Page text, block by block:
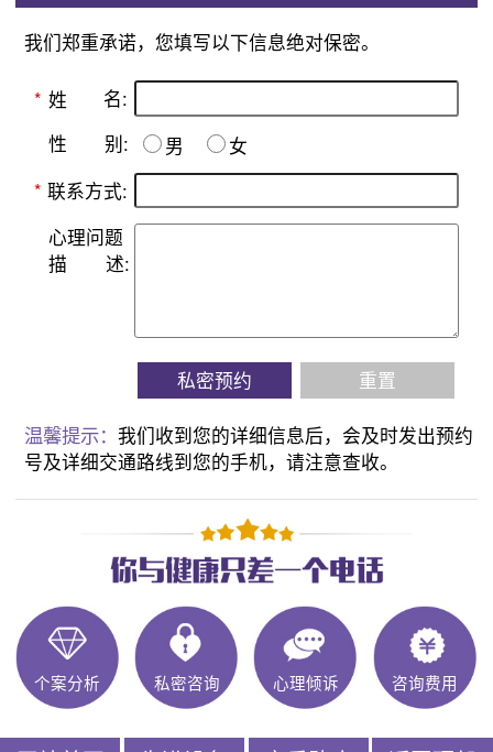
我们郑重承诺，您填写以下信息绝对保密。
* 姓 名:
性 别: 男
女
* 联系方式:
心理问题
描
述:
私密预约 重置
温馨提示：我们收到您的详细信息后，会及时发出预约
号及详细交通路线到您的手机，请注意查收。
个案分析 私密咨询 心理倾诉 咨询费用